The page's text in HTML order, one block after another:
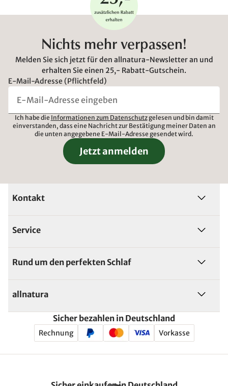
Nichts mehr verpassen!
Melden Sie sich jetzt für den allnatura-Newsletter an und
erhalten Sie einen 25,- Rabatt-Gutschein.
E-Mail-Adresse (Pflichtfeld)
Ich habe die Informationen zum Datenschutzgelesen und bin damit
einverstanden, dass eine Nachricht zur Bestätigung meiner Daten an
die unten angegebene E-Mail-Adresse gesendet wird.
Jetzt anmelden
Kontakt
Service
Rund um den perfekten Schlaf
allnatura
Sicher bezahlen in Deutschland
Rechnung Vorkasse